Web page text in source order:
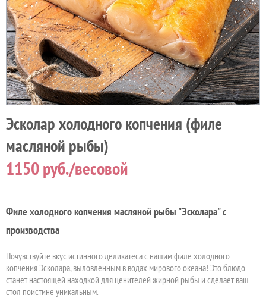
Эсколар холодного копчения (филе
масляной рыбы)
1150руб./весовой
Филе холодного копчения масляной рыбы "Эсколара" с
производства
Почувствуйте вкус истинного деликатеса с нашим филе холодного
копчения Эсколара, выловленным в водах мирового океана! Это блюдо
станет настоящей находкой для ценителей жирной рыбы и сделает ваш
стол поистине уникальным.